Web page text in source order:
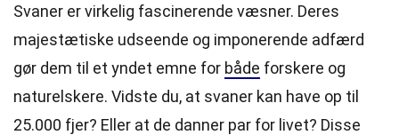
Svaner er virkelig fascinerende væsner. Deres
majestætiske udseende og imponerende adfærd
gør dem til et yndet emne for både forskere og
naturelskere. Vidste du, at svaner kan have op til
25.000 fjer? Eller at de danner par for livet? Disse